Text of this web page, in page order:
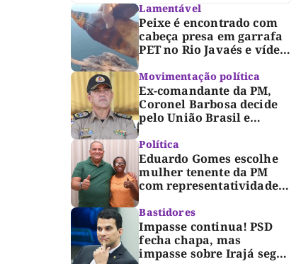
Lamentável
Peixe é encontrado com
cabeça presa em garrafa
PET no Rio Javaés e vídeo
lixo nos rios
Movimentação política
Ex-comandante da PM,
Coronel Barbosa decide
pelo União Brasil e
Dorinha
Política
Eduardo Gomes escolhe
mulher tenente da PM
com representatividade e
para compor segunda
suplência ao Senado
Bastidores
Impasse continua! PSD
fecha chapa, mas
impasse sobre Irajá segue